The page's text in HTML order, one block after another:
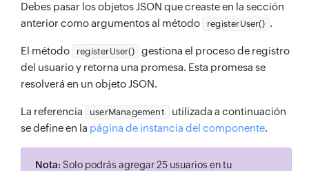
email_id : 'p.boyle@zylker.com',
:
};
Debes pasar los objetos JSON que creaste en la sección
anterior como argumentos al método
registerUser() .
El método registerUser()
gestiona el proceso de registro
del usuario y retorna una promesa. Esta promesa se
resolverá en un objeto JSON.
La referencia userManagement
utilizada a continuación
se define en la página de instancia del componente.
Nota: Solo podrás agregar 25 usuarios en tu